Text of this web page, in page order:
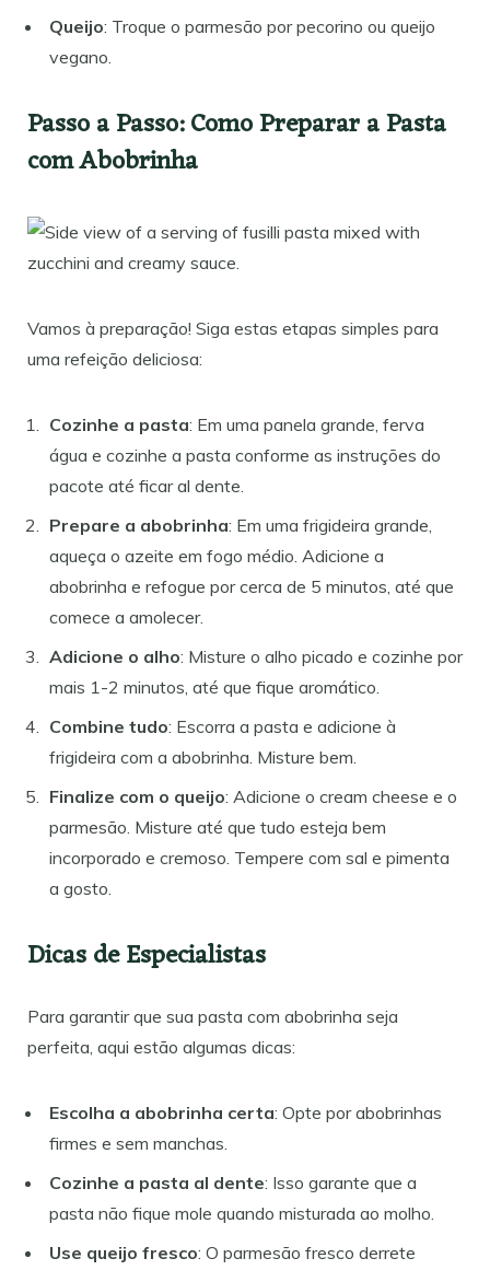
Queijo: Troque o parmesão por pecorino ou queijo
vegano.
Passo a Passo: Como Preparar a Pasta
com Abobrinha
Vamos à preparação! Siga estas etapas simples para
uma refeição deliciosa:
Cozinhe a pasta: Em uma panela grande, ferva
água e cozinhe a pasta conforme as instruções do
pacote até ficar al dente.
Prepare a abobrinha: Em uma frigideira grande,
aqueça o azeite em fogo médio. Adicione a
abobrinha e refogue por cerca de 5 minutos, até que
comece a amolecer.
Adicione o alho: Misture o alho picado e cozinhe por
mais 1-2 minutos, até que fique aromático.
Combine tudo: Escorra a pasta e adicione à
frigideira com a abobrinha. Misture bem.
Finalize com o queijo: Adicione o cream cheese e o
parmesão. Misture até que tudo esteja bem
incorporado e cremoso. Tempere com sal e pimenta
a gosto.
Dicas de Especialistas
Para garantir que sua pasta com abobrinha seja
perfeita, aqui estão algumas dicas:
Escolha a abobrinha certa: Opte por abobrinhas
firmes e sem manchas.
Cozinhe a pasta al dente: Isso garante que a
pasta não fique mole quando misturada ao molho.
Use queijo fresco: O parmesão fresco derrete